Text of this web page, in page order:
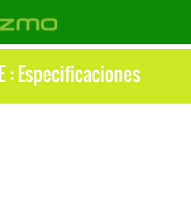
: Especificaciones